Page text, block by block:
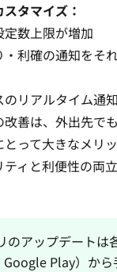
タマイズ：
数上限が増加
利確の通知をそ
リアルタイム通知
善は、外出先で
って大きなメリ
ィと利便性の両
のアップデートは
Google Play）か